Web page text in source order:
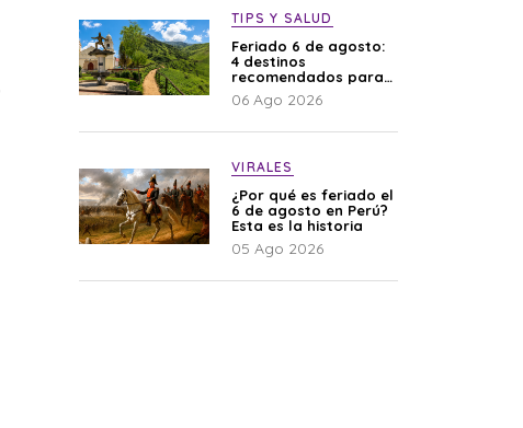
TIPS Y SALUD
Feriado 6 de agosto:
4 destinos
recomendados para
disfrutar el descanso
06 Ago 2026
VIRALES
¿Por qué es feriado el
6 de agosto en Perú?
Esta es la historia
05 Ago 2026